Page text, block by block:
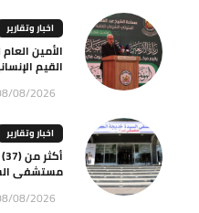
اخبار وتقارير
الأمين
القيم
08/2026
اخبار وتقارير
مستشفى
08/2026